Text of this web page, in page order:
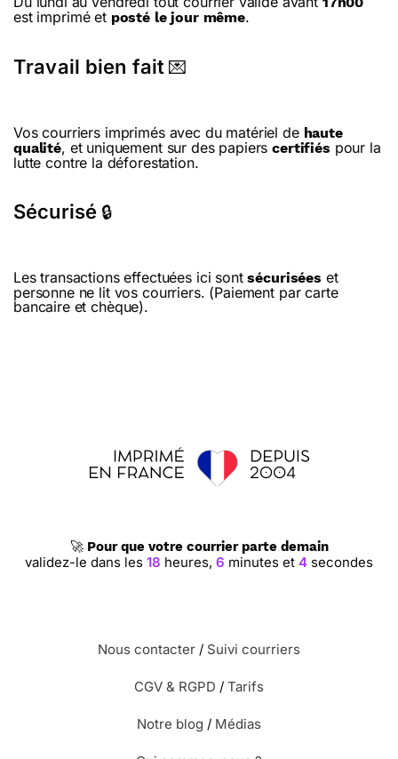
est imprimé et posté le jour même.
Travail bien fait 💌
Vos courriers imprimés avec du matériel de haute
qualité, et uniquement sur des papierscertifiés pour la
lutte contre la déforestation.
Sécurisé 🔒
Les transactions effectuées ici sontsécurisées et
personne ne lit vos courriers. (Paiement par carte
bancaire et chèque).
🚀 Pour que votre courrier parte demain
validez-le dans les 18 heures, 6 minutes et 3 secondes
Nous contacter / Suivi courriers
CGV & RGPD / Tarifs
Notre blog / Médias